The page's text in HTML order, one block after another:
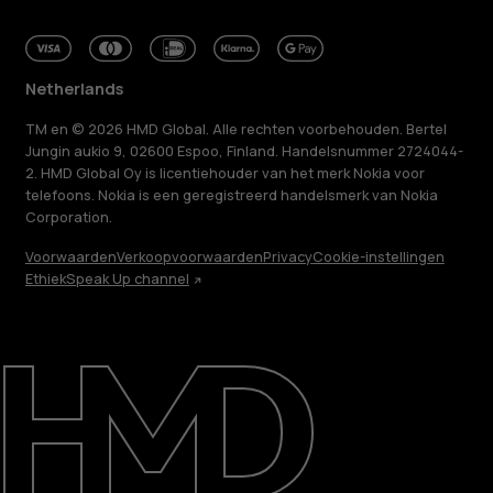
Herstellen, hergebruiken, recyclen
Duurzaamheid
Klantenservice
Netherlands
Netherlands
TM en © 2026 HMD Global. Alle rechten voorbehouden. Bertel
Jungin aukio 9, 02600 Espoo, Finland. Handelsnummer 2724044-
2. HMD Global Oy is licentiehouder van het merk Nokia voor
telefoons. Nokia is een geregistreerd handelsmerk van Nokia
Corporation.
VoorwaardenVerkoopvoorwaardenPrivacyCookie-instellingen
EthiekSpeak Up channel